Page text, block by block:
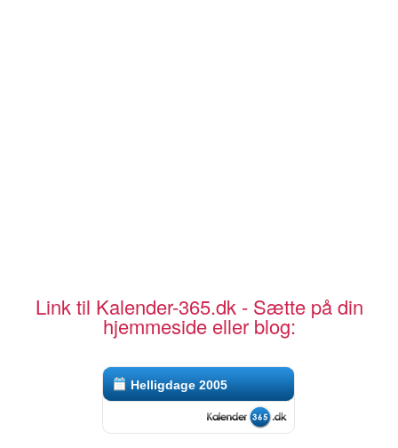
Link til Kalender-365.dk - Sætte på din
hjemmeside eller blog:
Helligdage 2005